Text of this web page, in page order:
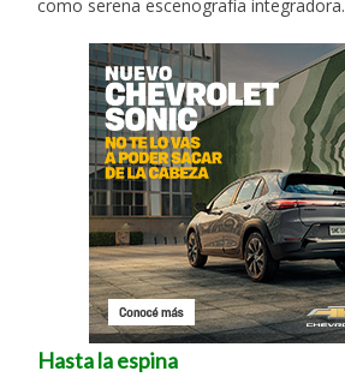
como serena escenografía integradora.
Hasta la espina